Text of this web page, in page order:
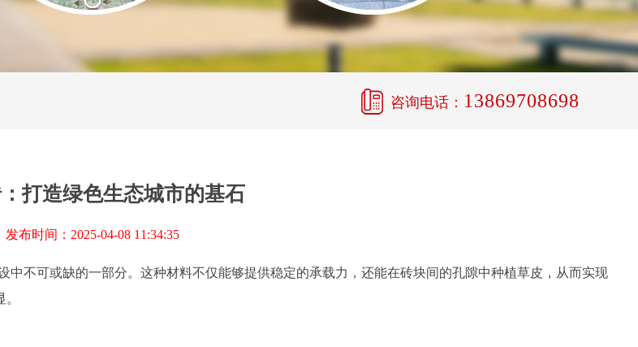
咨询电话： 13869708698
打造绿色生态城市的基石
发布时间：2025-04-08 11:34:35
不可或缺的一部分。这种材料不仅能够提供稳定的承载力，还能在砖块间的孔隙中种植草皮，从而实现